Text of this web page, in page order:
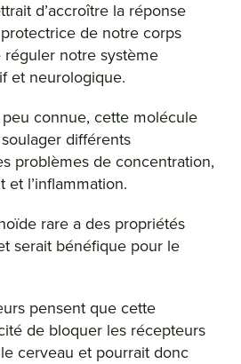
d’accroître la réponse
de notre corps
notre système
et neurologique.
connue, cette molécule
différents
problèmes de concentration,
et l’inflammation.
rare a des propriétés
serait bénéfique pour le
pensent que cette
de bloquer les récepteurs
cerveau et pourrait donc